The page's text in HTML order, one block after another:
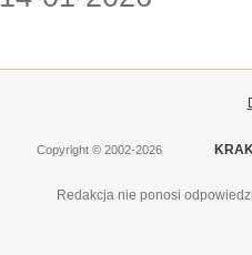
Copyright © 2002-2026
Redakcja nie ponosi